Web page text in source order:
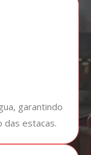
garantindo
das estacas.